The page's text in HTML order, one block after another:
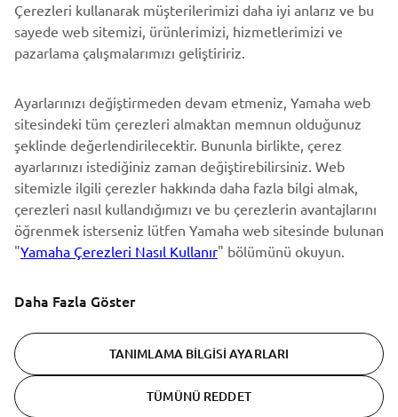
BÜLTEN
En son fırsatları, özel etkinlikleri, yeni çıkan ürünleri ve daha
fazlasını ilk öğrenen siz olun
ABONE OL
Gizlilik Politikamızı okuyarak kişisel verilerinizi nasıl işlediğimizi
öğrenebilirsiniz:
Gizlilik Politikası
© Copyright - 2026 Yamaha Motor Europe N.V. - All Rights
Reserved
Çerezleri kullanarak müşterilerimizi daha iyi anlarız ve bu
sayede web sitemizi, ürünlerimizi, hizmetlerimizi ve
pazarlama çalışmalarımızı geliştiririz.
Ayarlarınızı değiştirmeden devam etmeniz, Yamaha web
sitesindeki tüm çerezleri almaktan memnun olduğunuz
şeklinde değerlendirilecektir. Bununla birlikte, çerez
ayarlarınızı istediğiniz zaman değiştirebilirsiniz. Web
sitemizle ilgili çerezler hakkında daha fazla bilgi almak,
çerezleri nasıl kullandığımızı ve bu çerezlerin avantajlarını
öğrenmek isterseniz lütfen Yamaha web sitesinde bulunan
"Yamaha Çerezleri Nasıl Kullanır" bölümünü okuyun.
Daha Fazla Göster
TANIMLAMA BILGISI AYARLARI
TÜMÜNÜ REDDET